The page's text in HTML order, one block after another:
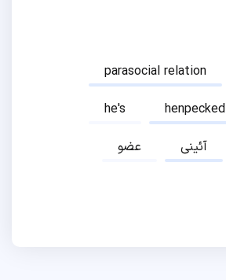
parasocial relation
he's
henpecked
عضو
آئینی